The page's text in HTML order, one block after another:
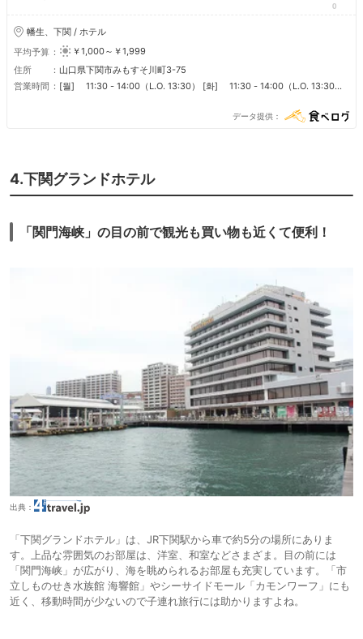
0
幡生、下関 / ホテル
平均予算
￥1,000～￥1,999
住所
山口県下関市みもすそ川町3-75
営業時間
[월] 11:30 - 14:00（L.O. 13:30） [화] 11:30 - 14:00（L.O. 13:30）
[금] 11:30 - 14:00（L.O. 13:30） [토] 11:30 - 14:00（L.O. 13:30）
データ提供
4.下関グランドホテル
「関門海峡」の目の前で観光も買い物も近くて便利！
出典：
「下関グランドホテル」は、JR下関駅から車で約5分の場所にありま
す。上品な雰囲気のお部屋は、洋室、和室などさまざま。目の前には
「関門海峡」が広がり、海を眺められるお部屋も充実しています。「市
立しものせき水族館 海響館」やシーサイドモール「カモンワーフ」にも
近く、移動時間が少ないので子連れ旅行には助かりますよね。